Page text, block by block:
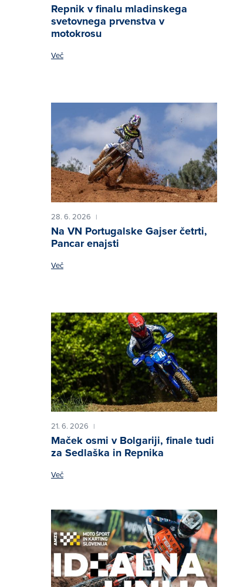
Repnik v finalu mladinskega
svetovnega prvenstva v
motokrosu
Več
28. 6. 2026 |
Na VN Portugalske Gajser četrti,
Pancar enajsti
Več
21. 6. 2026 |
Maček osmi v Bolgariji, finale tudi
za Sedlaška in Repnika
Več